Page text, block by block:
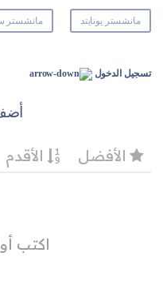
مانشستر يونايتد مانشستر
تسجيل الدخول